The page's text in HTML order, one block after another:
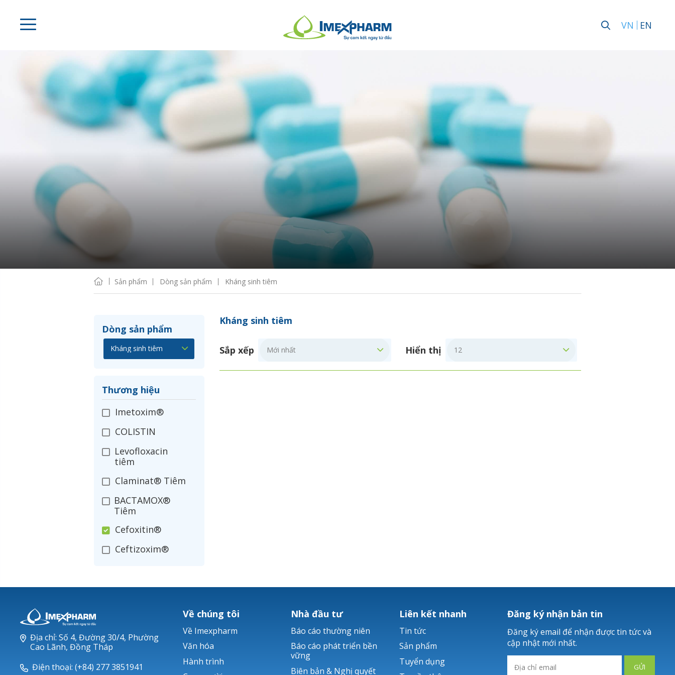
VN EN
Sản phẩm Dòng sản phẩm Kháng sinh tiêm
Dòng sản phẩm
Thương hiệu
Imetoxim®
COLISTIN
Levofloxacin
tiêm
Claminat® Tiêm
BACTAMOX®
Tiêm
Cefoxitin®
Ceftizoxim®
Nerusyn®
Ticarlinat®
Zobacta®
Kháng sinh tiêm
Sắp xếp Hiển thị
Địa chỉ: Số 4, Đường 30/4, Phường
Cao Lãnh, Đồng Tháp
Điện thoại: (+84) 277 3851941
Về chúng tôi
Về Imexpharm
Văn hóa
Hành trình
Nhà đầu tư
Báo cáo thường niên
Báo cáo phát triển bền
vững
Biên bản & Nghị quyết
Liên kết nhanh
Tin tức
Sản phẩm
Tuyển dụng
Đăng ký nhận bản tin
Đăng ký email để nhận được tin tức và
cập nhật mới nhất.
GỬI